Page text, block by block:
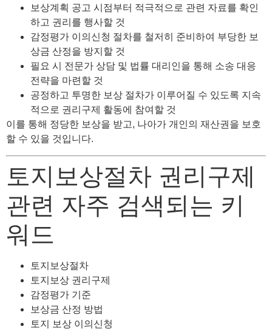
보상계획 공고 시점부터 적극적으로 관련 자료를 확인
하고 권리를 행사할 것
감정평가 이의신청 절차를 철저히 준비하여 부당한 보
상금 산정을 방지할 것
필요 시 전문가 상담 및 법률 대리인을 통해 소송 대응
전략을 마련할 것
공정하고 투명한 보상 절차가 이루어질 수 있도록 지속
적으로 권리구제 활동에 참여할 것
이를 통해 정당한 보상을 받고, 나아가 개인의 재산권을 보호
할 수 있을 것입니다.
토지보상절차 권리구제
관련 자주 검색되는 키
워드
토지보상절차
토지보상 권리구제
감정평가 기준
보상금 산정 방법
토지 보상 이의신청